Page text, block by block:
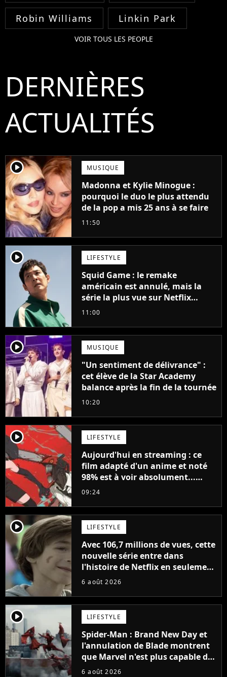
Robin Williams Linkin Park
VOIR TOUS LES PEOPLE
DERNIÈRES
ACTUALITÉS
player2 MUSIQUE
Madonna et Kylie Minogue :
pourquoi le duo le plus attendu
de la pop a mis 25 ans à se faire
11:50
player2 LIFESTYLE
Squid Game : le remake
américain est annulé, mais la
série la plus vue sur Netflix
pourrait avoir une version
11:00
player2 MUSIQUE
"Un sentiment de délivrance" :
cet élève de la Star Academy
balance après la fin de la tournée
10:20
player2 LIFESTYLE
Aujourd'hui en streaming : ce
film adapté d'un anime et noté
98% est à voir absolument...
sinon vous ne comprendrez plus
09:24
player2 LIFESTYLE
Avec 106,7 millions de vues, cette
nouvelle série entre dans
l'histoire de Netflix en seulement
48 jours
6 août 2026
player2 LIFESTYLE
Spider-Man : Brand New Day et
l'annulation de Blade montrent
que Marvel n'est plus capable de
faire quoi que ce soit de simple
6 août 2026